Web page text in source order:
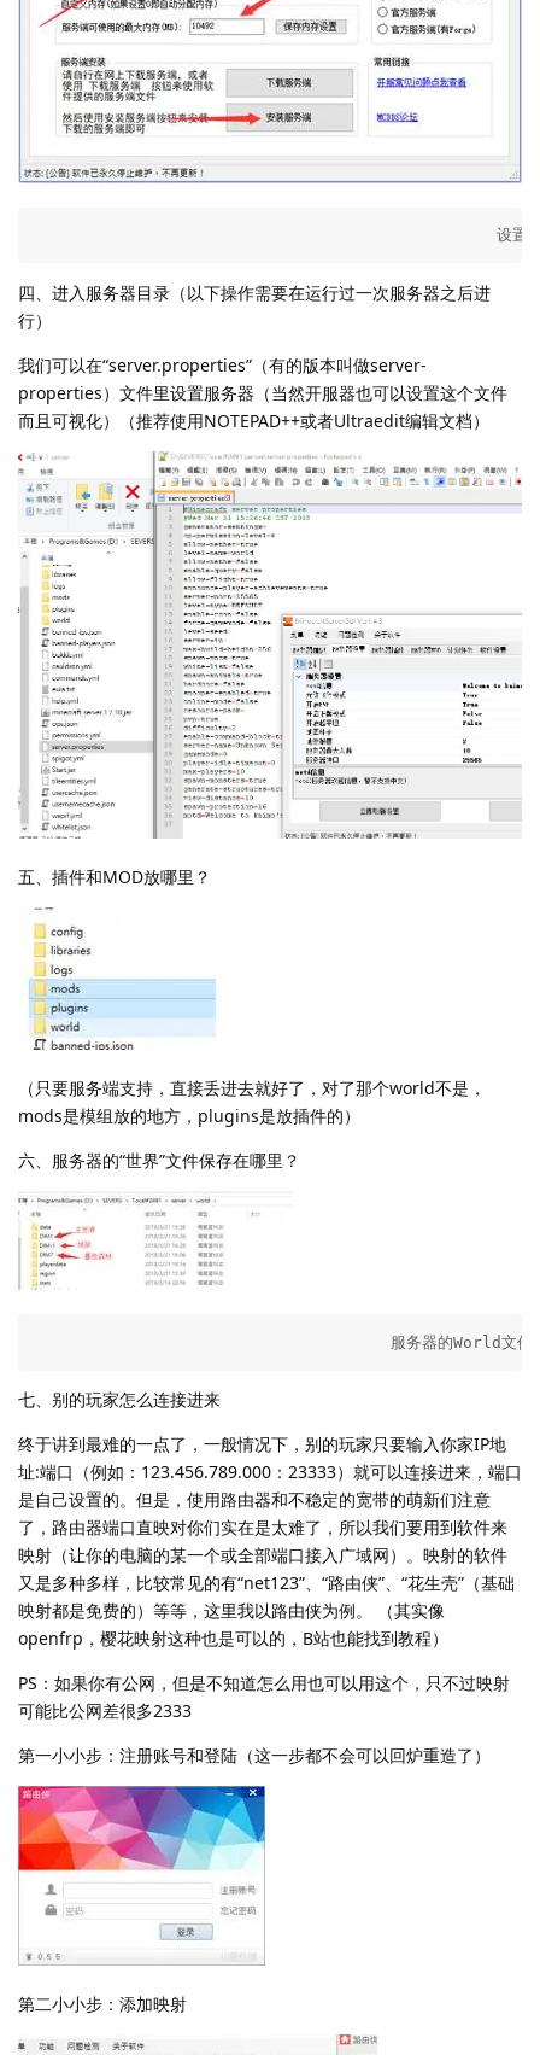
设置
四、进入服务器目录（以下操作需要在运行过一次服务器之后进
行）
我们可以在“server.properties”（有的版本叫做server-
properties）文件里设置服务器（当然开服器也可以设置这个文件
而且可视化）（推荐使用NOTEPAD++或者Ultraedit编辑文档）
五、插件和MOD放哪里？
（只要服务端支持，直接丢进去就好了，对了那个world不是，
mods是模组放的地方，plugins是放插件的）
六、服务器的“世界”文件保存在哪里？
服务器的World文件夹
七、别的玩家怎么连接进来
终于讲到最难的一点了，一般情况下，别的玩家只要输入你家IP地
址:端口（例如：123.456.789.000：23333）就可以连接进来，端口
是自己设置的。但是，使用路由器和不稳定的宽带的萌新们注意
了，路由器端口直映对你们实在是太难了，所以我们要用到软件来
映射（让你的电脑的某一个或全部端口接入广域网）。映射的软件
又是多种多样，比较常见的有“net123”、“路由侠”、“花生壳”（基础
映射都是免费的）等等，这里我以路由侠为例。 （其实像
openfrp，樱花映射这种也是可以的，B站也能找到教程）
PS：如果你有公网，但是不知道怎么用也可以用这个，只不过映射
可能比公网差很多2333
第一小小步：注册账号和登陆（这一步都不会可以回炉重造了）
第二小小步：添加映射